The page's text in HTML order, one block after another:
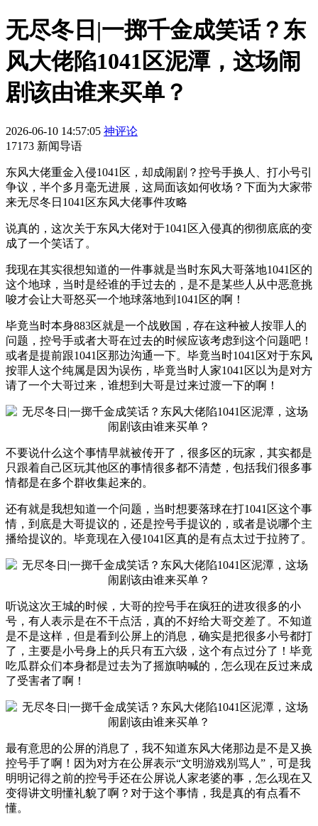
无尽冬日|一掷千金成笑话？东
风大佬陷1041区泥潭，这场闹
剧该由谁来买单？
2026-06-10 14:57:05 神评论
17173 新闻导语
东风大佬重金入侵1041区，却成闹剧？控号手换人、打小号引
争议，半个多月毫无进展，这局面该如何收场？下面为大家带
来无尽冬日1041区东风大佬事件攻略
说真的，这次关于东风大佬对于1041区入侵真的彻彻底底的变
成了一个笑话了。
我现在其实很想知道的一件事就是当时东风大哥落地1041区的
这个地球，当时是经谁的手过去的，是不是某些人从中恶意挑
唆才会让大哥怒买一个地球落地到1041区的啊！
毕竟当时本身883区就是一个战败国，存在这种被人按罪人的
问题，控号手或者大哥在过去的时候应该考虑到这个问题吧！
或者是提前跟1041区那边沟通一下。毕竟当时1041区对于东风
按罪人这个纯属是因为误伤，毕竟当时人家1041区以为是对方
请了一个大哥过来，谁想到大哥是过来过渡一下的啊！
不要说什么这个事情早就被传开了，很多区的玩家，其实都是
只跟着自己区玩其他区的事情很多都不清楚，包括我们很多事
情都是在多个群收集起来的。
还有就是我想知道一个问题，当时想要落球在打1041区这个事
情，到底是大哥提议的，还是控号手提议的，或者是说哪个主
播给提议的。毕竟现在入侵1041区真的是有点太过于拉胯了。
听说这次王城的时候，大哥的控号手在疯狂的进攻很多的小
号，有人表示是在不干点活，真的不好给大哥交差了。不知道
是不是这样，但是看到公屏上的消息，确实是把很多小号都打
了，主要是小号身上的兵只有五六级，这个有点过分了！毕竟
吃瓜群众们本身都是过去为了摇旗呐喊的，怎么现在反过来成
了受害者了啊！
最有意思的公屏的消息了，我不知道东风大佬那边是不是又换
控号手了啊！因为对方在公屏表示“文明游戏别骂人”，可是我
明明记得之前的控号手还在公屏说人家老婆的事，怎么现在又
变得讲文明懂礼貌了啊？对于这个事情，我是真的有点看不
懂。